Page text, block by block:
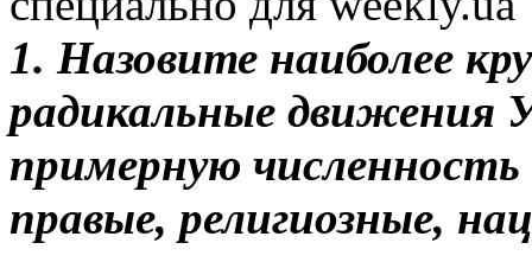
1. Назовите наиболее
радикальные движения
примерную
правые, религиозные,